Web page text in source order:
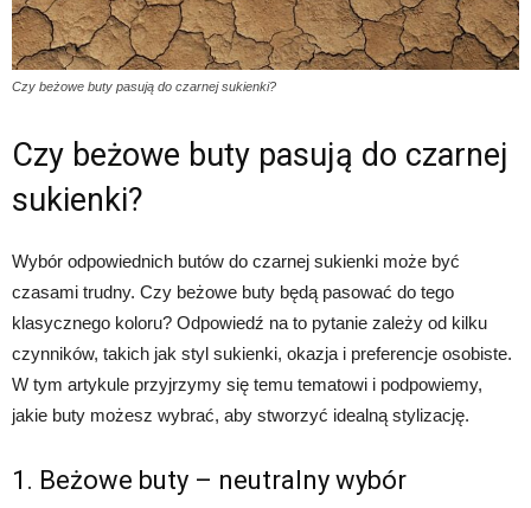
Czy beżowe buty pasują do czarnej sukienki?
Czy beżowe buty pasują do czarnej
sukienki?
Wybór odpowiednich butów do czarnej sukienki może być
czasami trudny. Czy beżowe buty będą pasować do tego
klasycznego koloru? Odpowiedź na to pytanie zależy od kilku
czynników, takich jak styl sukienki, okazja i preferencje osobiste.
W tym artykule przyjrzymy się temu tematowi i podpowiemy,
jakie buty możesz wybrać, aby stworzyć idealną stylizację.
1. Beżowe buty – neutralny wybór